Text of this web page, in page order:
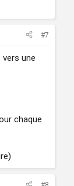
#7
une
chaque